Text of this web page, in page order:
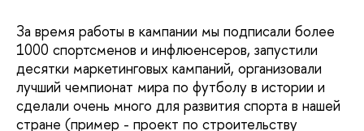
За время работы в кампании мы подписали более
1000 спортсменов и инфлюенсеров, запустили
десятки маркетинговых кампаний, организовали
лучший чемпионат мира по футболу в истории и
сделали очень много для развития спорта в нашей
стране (пример - проект по строительству